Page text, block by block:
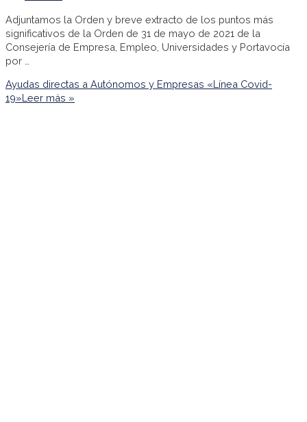
Adjuntamos la Orden y breve extracto de los puntos más
significativos de la Orden de 31 de mayo de 2021 de la
Consejería de Empresa, Empleo, Universidades y Portavocía
por …
Ayudas directas a Autónomos y Empresas «Línea Covid-
19»Leer más »